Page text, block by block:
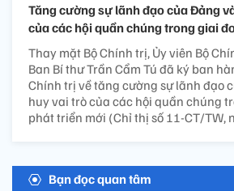
Tăng cường sự lãnh đạo của Đảng
của các hội quần chúng trong giai
Thay mặt Bộ Chính trị, Ủy viên Bộ
Ban Bí thư Trần Cẩm Tú đã ký ban
Chính trị về tăng cường sự lãnh đạo
huy vai trò của các hội quần chúng
phát triển mới (Chỉ thị số 11-CT/
Bạn đọc quan tâm